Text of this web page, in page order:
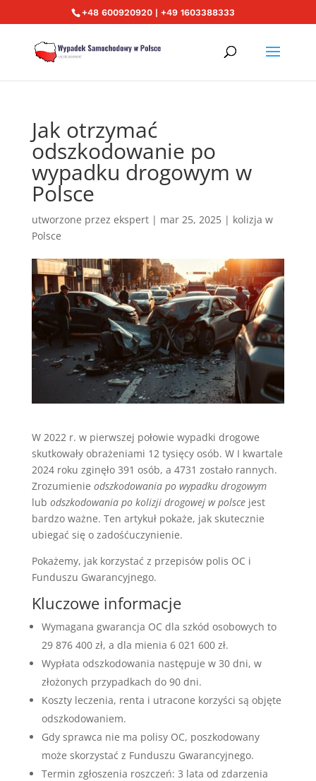
+48 600920920 | +49 1603388333
Jak otrzymać
odszkodowanie po
wypadku drogowym w
Polsce
utworzone przez ekspert| mar 25, 2025| kolizja w
Polsce
W 2022 r. w pierwszej połowie wypadki drogowe
skutkowały obrażeniami 12 tysięcy osób. W I kwartale
2024 roku zginęło 391 osób, a 4731 zostało rannych.
Zrozumienie odszkodowania po wypadku drogowym
lub odszkodowania po kolizji drogowej w polsce jest
bardzo ważne. Ten artykuł pokaże, jak skutecznie
ubiegać się o zadośćuczynienie.
Pokażemy, jak korzystać z przepisów polis OC i
Funduszu Gwarancyjnego.
Kluczowe informacje
Wymagana gwarancja OC dla szkód osobowych to
29 876 400 zł, a dla mienia 6 021 600 zł.
Wypłata odszkodowania następuje w 30 dni, w
złożonych przypadkach do 90 dni.
Koszty leczenia, renta i utracone korzyści są objęte
odszkodowaniem.
Gdy sprawca nie ma polisy OC, poszkodowany
może skorzystać z Funduszu Gwarancyjnego.
Termin zgłoszenia roszczeń: 3 lata od zdarzenia